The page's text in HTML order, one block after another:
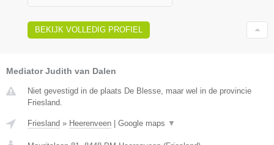
BEKIJK VOLLEDIG PROFIEL
Mediator Judith van Dalen
Niet gevestigd in de plaats De Blesse, maar wel in de provincie
Friesland.
Friesland » Heerenveen | Google maps ▼